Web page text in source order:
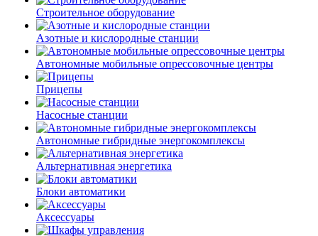
Строительное оборудование
Азотные и кислородные станции
Автономные мобильные опрессовочные центры
Прицепы
Насосные станции
Автономные гибридные энергокомплексы
Альтернативная энергетика
Блоки автоматики
Аксессуары